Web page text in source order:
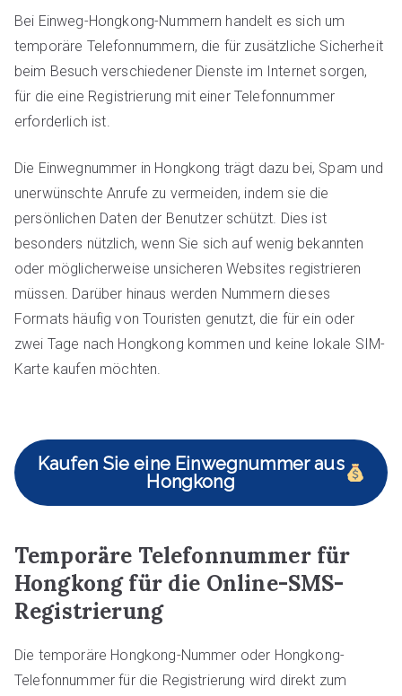
Bei Einweg-Hongkong-Nummern handelt es sich um
temporäre Telefonnummern, die für zusätzliche Sicherheit
beim Besuch verschiedener Dienste im Internet sorgen,
für die eine Registrierung mit einer Telefonnummer
erforderlich ist.
Die Einwegnummer in Hongkong trägt dazu bei, Spam und
unerwünschte Anrufe zu vermeiden, indem sie die
persönlichen Daten der Benutzer schützt. Dies ist
besonders nützlich, wenn Sie sich auf wenig bekannten
oder möglicherweise unsicheren Websites registrieren
müssen. Darüber hinaus werden Nummern dieses
Formats häufig von Touristen genutzt, die für ein oder
zwei Tage nach Hongkong kommen und keine lokale SIM-
Karte kaufen möchten.
Kaufen Sie eine Einwegnummer aus
Hongkong
Temporäre Telefonnummer für
Hongkong für die Online-SMS-
Registrierung
Die temporäre Hongkong-Nummer oder Hongkong-
Telefonnummer für die Registrierung wird direkt zum